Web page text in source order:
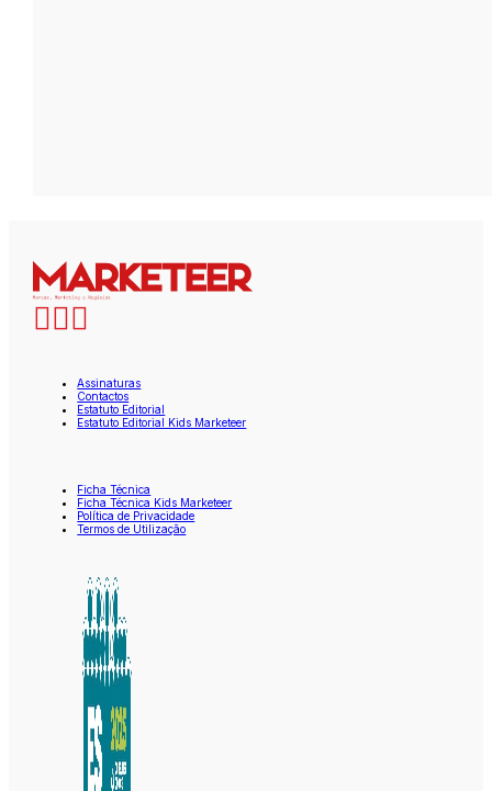
Assinaturas
Contactos
Estatuto Editorial
Estatuto Editorial Kids Marketeer
Ficha Técnica
Ficha Técnica Kids Marketeer
Política de Privacidade
Termos de Utilização